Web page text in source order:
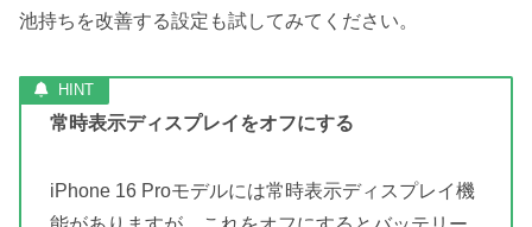
池持ちを改善する設定も試してみてください。
常時表示ディスプレイをオフにする
iPhone 16 Proモデルには常時表示ディスプレイ機